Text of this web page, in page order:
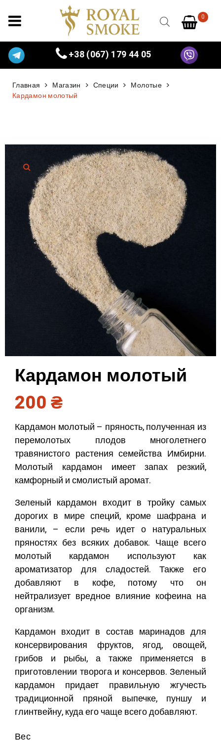
0
+38 (067) 179 44 05
Главная Магазин Специи
Молотые
Кардамон молотый
Кардамон молотый
200₴
Кардамон молотый – пряность, полученная из
перемолотых плодов многолетнего
травянистого растения семейства Имбирни.
Молотый кардамон имеет запах резкий,
камфорный и смолистый аромат.
Зеленый кардамон входит в тройку самых
дорогих в мире специй, кроме шафрана и
ванили, – если речь идет о натуральных
пряностях без всяких добавок. Чаще всего
молотый кардамон используют как
ароматизатор для сладостей. Также его
добавляют в кофе, потому что он
нейтрализует вредное влияние кофеина на
организм.
Кардамон входит в состав маринадов для
консервирования фруктов, ягод, овощей,
грибов и рыбы, а также применяется в
приготовлении творога и консервов. Зеленый
кардамон придает правильную жгучесть
традиционной пряной выпечке, пуншу и
глинтвейну, куда его чаще всего добавляют.
Вес